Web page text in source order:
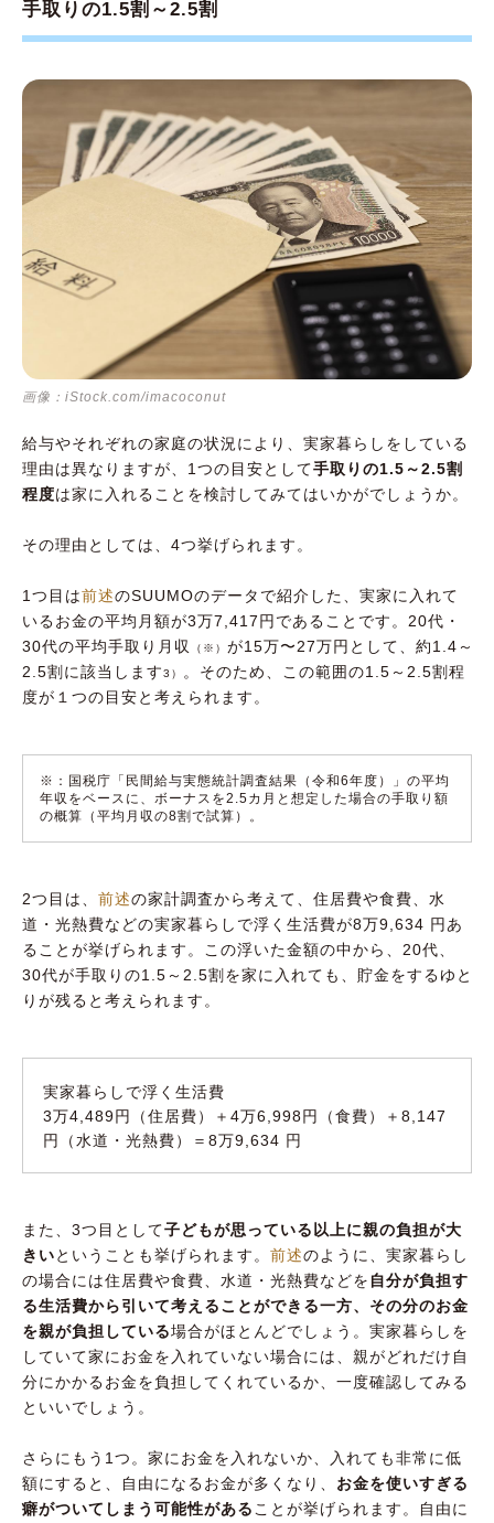
手取りの1.5割～2.5割
画像：iStock.com/imacoconut
給与やそれぞれの家庭の状況により、実家暮らしをしている
理由は異なりますが、1つの目安として手取りの1.5～2.5割
程度は家に入れることを検討してみてはいかがでしょうか。
その理由としては、4つ挙げられます。
1つ目は前述のSUUMOのデータで紹介した、実家に入れて
いるお金の平均月額が3万7,417円であることです。20代・
30代の平均手取り月収
（※） が15万〜27万円として、約1.4～
2.5割に該当します3）
。そのため、この範囲の1.5～2.5割程
度が１つの目安と考えられます。
※：国税庁「民間給与実態統計調査結果（令和6年度）」の平均
年収をベースに、ボーナスを2.5カ月と想定した場合の手取り額
の概算（平均月収の8割で試算）。
2つ目は、 前述の家計調査から考えて、住居費や食費、水
道・光熱費などの実家暮らしで浮く生活費が8万9,634 円あ
ることが挙げられます。この浮いた金額の中から、20代、
30代が手取りの1.5～2.5割を家に入れても、貯金をするゆと
りが残ると考えられます。
実家暮らしで浮く生活費
3万4,489円（住居費）＋4万6,998円（食費）＋8,147
円（水道・光熱費）＝8万9,634 円
また、3つ目として子どもが思っている以上に親の負担が大
きいということも挙げられます。 前述のように、実家暮らし
の場合には住居費や食費、水道・光熱費などを 自分が負担す
る生活費から引いて考えることができる一方、その分のお金
を親が負担している場合がほとんどでしょう。実家暮らしを
していて家にお金を入れていない場合には、親がどれだけ自
分にかかるお金を負担してくれているか、一度確認してみる
といいでしょう。
さらにもう1つ。家にお金を入れないか、入れても非常に低
額にすると、自由になるお金が多くなり、 お金を使いすぎる
癖がついてしまう可能性がある ことが挙げられます。自由に